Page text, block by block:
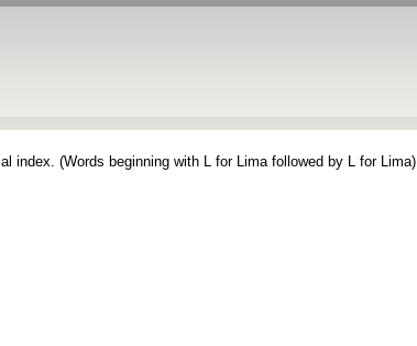
index. (Words beginning with L for Lima followed by L for Lima)